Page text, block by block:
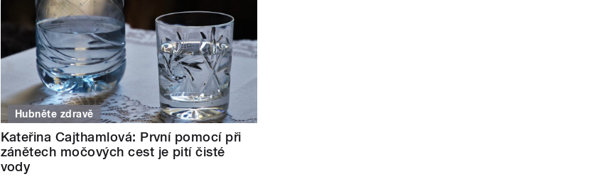
Hubněte zdravě
Kateřina Cajthamlová: První pomocí při
zánětech močových cest je pití čisté
vody